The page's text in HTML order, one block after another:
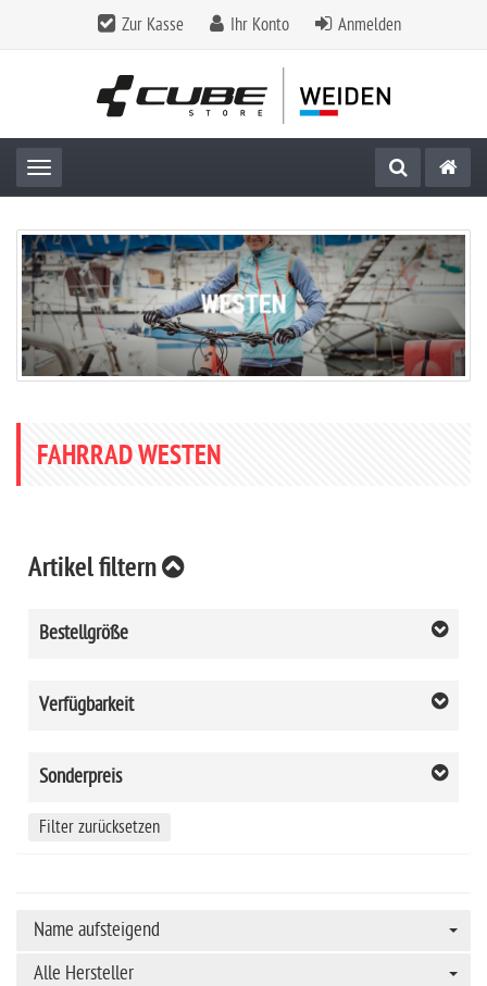
Zur Kasse Ihr Konto Anmelden
Toggle navigation
FAHRRAD WESTEN
Artikel filtern
Bestellgröße
Verfügbarkeit
Sonderpreis
Filter zurücksetzen
Name aufsteigend
Alle Hersteller